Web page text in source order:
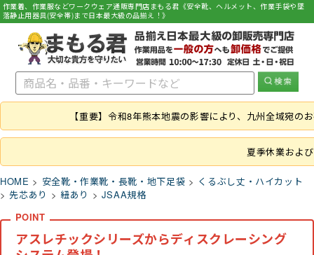
作業着、作業服などワークウェア通販専門店まもる君《安全靴、ヘルメット、作業手袋や墜
落静止用器具(安全帯)まで日本最大級の品揃え！》
【重要】令和8年熊本地震の影響により、九州全域宛
夏季休業およ
HOME 安全靴・作業靴・長靴・地下足袋
くるぶし丈・ハイカット
先芯あり
紐あり JSAA規格
アスレチックシリーズからディスクレーシング